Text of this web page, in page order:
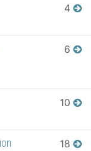
4
6
10
18